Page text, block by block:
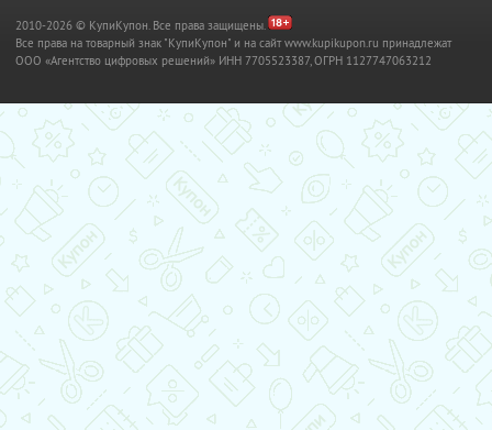
2010-2026 © КупиКупон. Все права защищены.
Все права на товарный знак "КупиКупон" и на сайт www.kupikupon.ru принадлежат
OOO «Агентство цифровых решений» ИНН 7705523387, ОГРН 1127747063212